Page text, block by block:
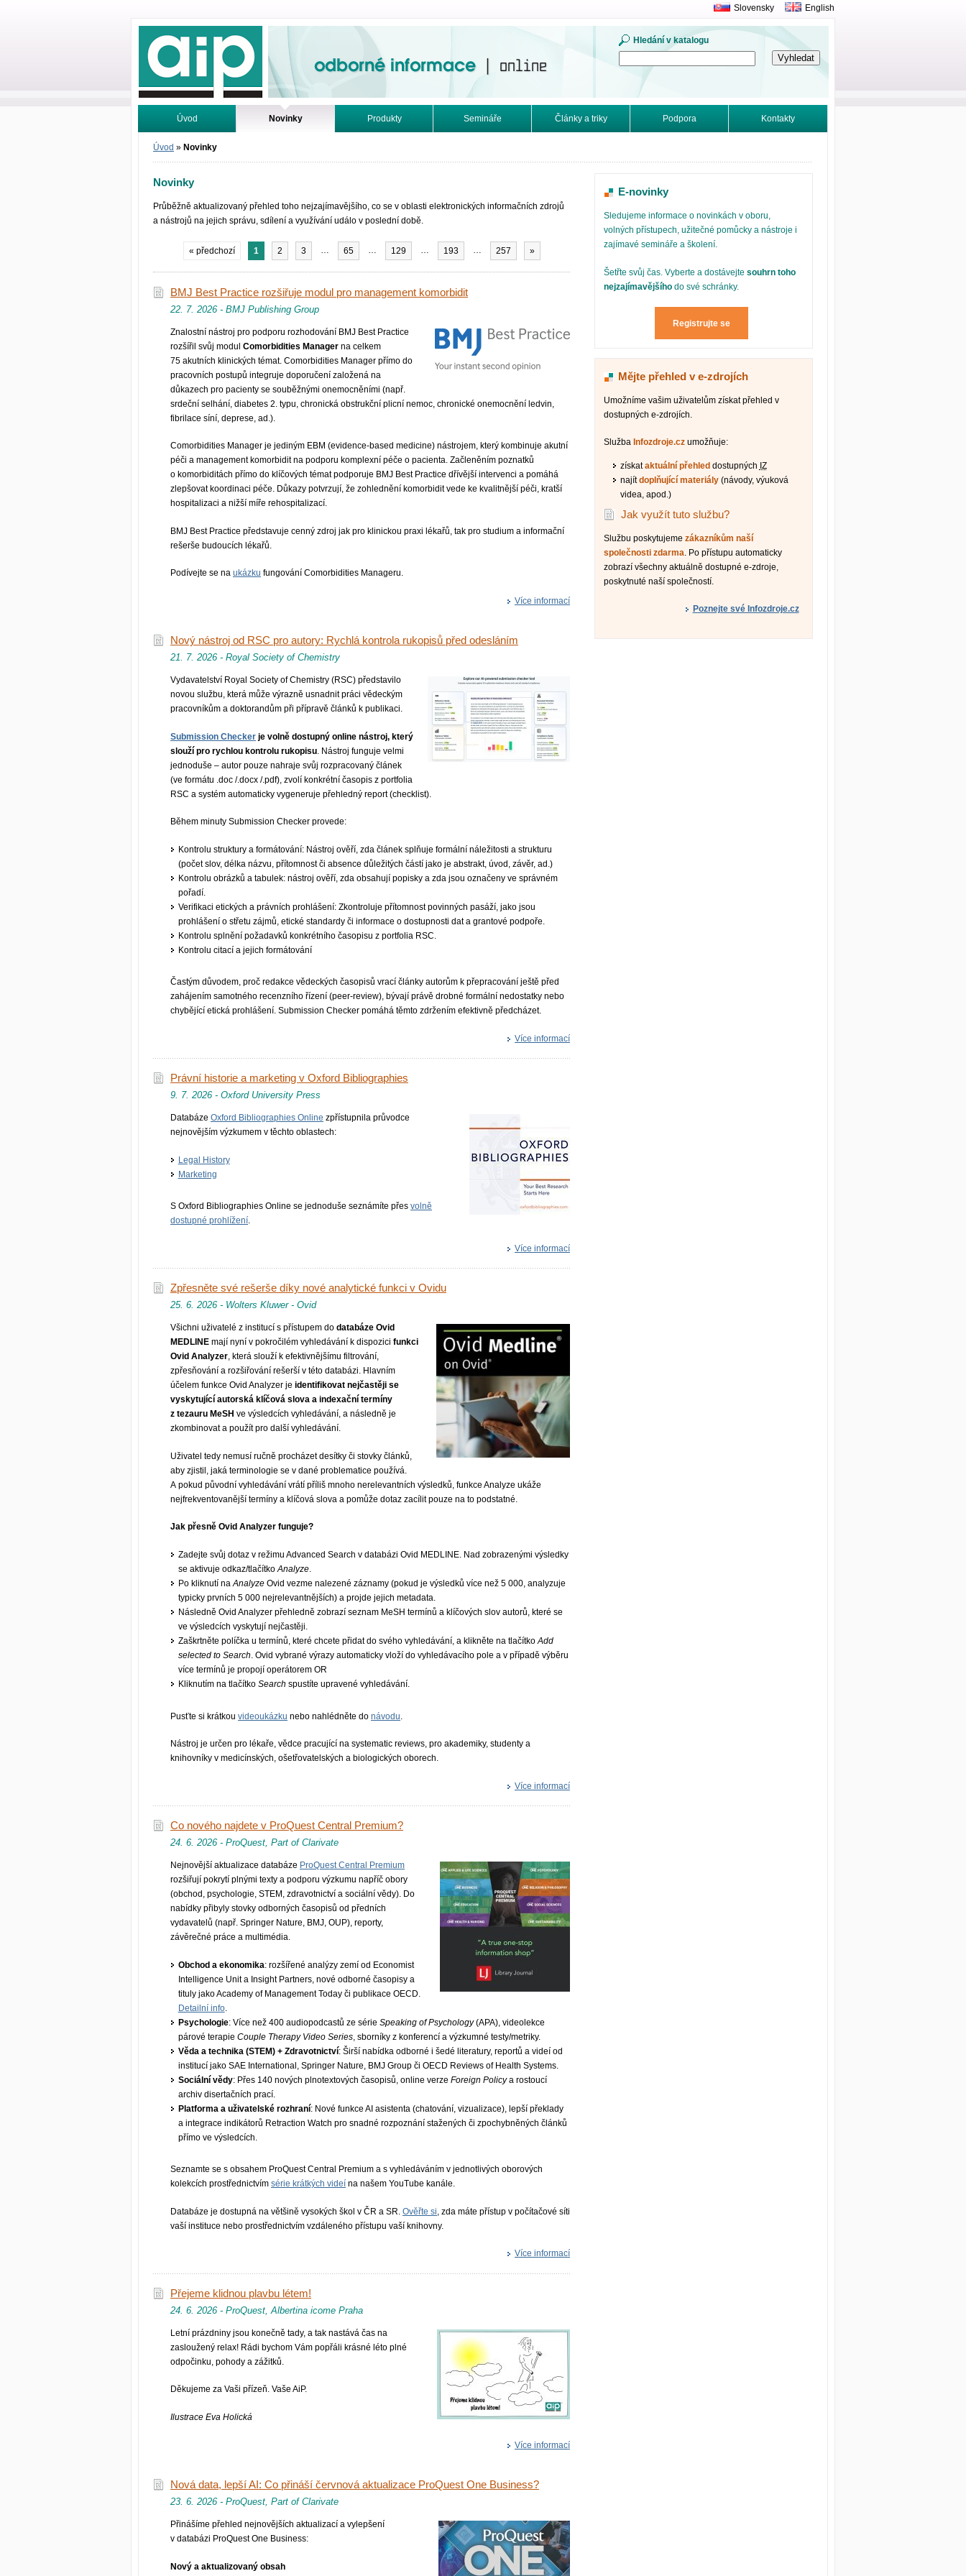
Odborné informace. Online.
Hledání v katalogu
Slovensky English
Úvod Novinky Produkty Semináře Články a triky Podpora Kontakty
Vyhledávání
Úvod » Novinky
Novinky
Průběžně aktualizovaný přehled toho nejzajímavějšího, co se v oblasti elektronických informačních zdrojů
a nástrojů na jejich správu, sdílení a využívání událo v poslední době.
« předchozí 1 2 3 65 129 193 257 »
BMJ Best Practice rozšiřuje modul pro management komorbidit
22. 7. 2026 - BMJ Publishing Group
Znalostní nástroj pro podporu rozhodování BMJ Best Practice
rozšířil svůj modul Comorbidities Manager na celkem
75 akutních klinických témat. Comorbidities Manager přímo do
pracovních postupů integruje doporučení založená na
důkazech pro pacienty se souběžnými onemocněními (např.
srdeční selhání, diabetes 2. typu, chronická obstrukční plicní nemoc, chronické onemocnění ledvin,
fibrilace síní, deprese, ad.).
Comorbidities Manager je jediným EBM (evidence-based medicine) nástrojem, který kombinuje akutní
péči a management komorbidit na podporu komplexní péče o pacienta. Začleněním poznatků
o komorbiditách přímo do klíčových témat podporuje BMJ Best Practice dřívější intervenci a pomáhá
zlepšovat koordinaci péče. Důkazy potvrzují, že zohlednění komorbidit vede ke kvalitnější péči, kratší
hospitalizaci a nižší míře rehospitalizací.
BMJ Best Practice představuje cenný zdroj jak pro klinickou praxi lékařů, tak pro studium a informační
rešerše budoucích lékařů.
Podívejte se na ukázku fungování Comorbidities Manageru.
Více informací
Nový nástroj od RSC pro autory: Rychlá kontrola rukopisů před odesláním
21. 7. 2026 - Royal Society of Chemistry
Vydavatelství Royal Society of Chemistry (RSC) představilo
novou službu, která může výrazně usnadnit práci vědeckým
pracovníkům a doktorandům při přípravě článků k publikaci.
Submission Checker je volně dostupný online nástroj, který
slouží pro rychlou kontrolu rukopisu . Nástroj funguje velmi
jednoduše – autor pouze nahraje svůj rozpracovaný článek
(ve formátu .doc /.docx /.pdf), zvolí konkrétní časopis z portfolia
RSC a systém automaticky vygeneruje přehledný report (checklist).
Během minuty Submission Checker provede:
Kontrolu struktury a formátování: Nástroj ověří, zda článek splňuje formální náležitosti a strukturu
(počet slov, délka názvu, přítomnost či absence důležitých částí jako je abstrakt, úvod, závěr, ad.)
Kontrolu obrázků a tabulek: nástroj ověří, zda obsahují popisky a zda jsou označeny ve správném
pořadí.
Verifikaci etických a právních prohlášení: Zkontroluje přítomnost povinných pasáží, jako jsou
prohlášení o střetu zájmů, etické standardy či informace o dostupnosti dat a grantové podpoře.
Kontrolu splnění požadavků konkrétního časopisu z portfolia RSC.
Kontrolu citací a jejich formátování
Častým důvodem, proč redakce vědeckých časopisů vrací články autorům k přepracování ještě před
zahájením samotného recenzního řízení (peer-review), bývají právě drobné formální nedostatky nebo
chybějící etická prohlášení. Submission Checker pomáhá těmto zdržením efektivně předcházet.
Více informací
Právní historie a marketing v Oxford Bibliographies
9. 7. 2026 - Oxford University Press
Databáze Oxford Bibliographies Online zpřístupnila průvodce
nejnovějším výzkumem v těchto oblastech:
Legal History
Marketing
S Oxford Bibliographies Online se jednoduše seznámíte přes volně
dostupné prohlížení.
Více informací
Zpřesněte své rešerše díky nové analytické funkci v Ovidu
25. 6. 2026 - Wolters Kluwer - Ovid
Všichni uživatelé z institucí s přístupem do databáze Ovid
MEDLINE mají nyní v pokročilém vyhledávání k dispozici funkci
Ovid Analyzer, která slouží k efektivnějšímu filtrování,
zpřesňování a rozšiřování rešerší v této databázi. Hlavním
účelem funkce Ovid Analyzer je identifikovat nejčastěji se
vyskytující autorská klíčová slova a indexační termíny
z tezauru MeSH ve výsledcích vyhledávání, a následně je
zkombinovat a použít pro další vyhledávání.
Uživatel tedy nemusí ručně procházet desítky či stovky článků,
aby zjistil, jaká terminologie se v dané problematice používá.
A pokud původní vyhledávání vrátí příliš mnoho nerelevantních výsledků, funkce Analyze ukáže
nejfrekventovanější termíny a klíčová slova a pomůže dotaz zacílit pouze na to podstatné.
Jak přesně Ovid Analyzer funguje?
Zadejte svůj dotaz v režimu Advanced Search v databázi Ovid MEDLINE. Nad zobrazenými výsledky
se aktivuje odkaz/tlačítkoAnalyze.
Po kliknutí naAnalyzeOvid vezme nalezené záznamy (pokud je výsledků více než 5 000, analyzuje
typicky prvních 5 000 nejrele­vantnějších) a projde jejich metadata.
Následně Ovid Analyzer přehledně zobrazí seznam MeSH termínů a klíčových slov autorů, které se
ve výsledcích vyskytují nejčastěji.
Zaškrtněte políčka u termínů, které chcete přidat do svého vyhledávání, a klikněte na tlačítkoAdd
selected to Search. Ovid vybrané výrazy automaticky vloží do vyhledávacího pole a v případě výběru
více termínů je propojí operátorem OR
Kliknutím na tlačítko Search spustíte upravené vyhledávání.
Pusťte si krátkou videoukázku nebo nahlédněte do návodu
Nástroj je určen pro lékaře, vědce pracující na systematic reviews, pro akademiky, studenty a
knihovníky v medicínských, ošetřovatelských a biologických oborech.
Více informací
Co nového najdete v ProQuest Central Premium?
24. 6. 2026 - ProQuest, Part of Clarivate
Nejnovější aktualizace databáze ProQuest Central Premium
rozšiřují pokrytí plnými texty a podporu výzkumu napříč obory
(obchod, psychologie, STEM, zdravotnictví a sociální vědy). Do
nabídky přibyly stovky odborných časopisů od předních
vydavatelů (např. Springer Nature, BMJ, OUP), reporty,
závěrečné práce a multimédia.
Obchod a ekonomika: rozšířené analýzy zemí od Economist
Intelligence Unit a Insight Partners, nové odborné časopisy a
tituly jako Academy of Management Today či publikace OECD.
Detailní info.
Psychologie: Více než 400 audiopodcastů ze série Speaking of Psychology(APA), videolekce
párové terapie Couple Therapy Video Series, sborníky z konferencí a výzkumné testy/metriky.
Věda a technika (STEM) + Zdravotnictví: Širší nabídka odborné i šedé literatury, reportů a videí od
institucí jako SAE International, Springer Nature, BMJ Group či OECD Reviews of Health Systems.
Sociální vědy: Přes 140 nových plnotextových časopisů, online verze Foreign Policya rostoucí
archiv disertačních prací.
Platforma a uživatelské rozhraní: Nové funkce AI asistenta (chatování, vizualizace), lepší překlady
a integrace indikátorů Retraction Watch pro snadné rozpoznání stažených či zpochybněných článků
přímo ve výsledcích.
Seznamte se s obsahem ProQuest Central Premium a s vyhledáváním v jednotlivých oborových
kolekcích prostřednictvím série krátkých videí na našem YouTube kanále.
Databáze je dostupná na většině vysokých škol v ČR a SR. Ověřte si , zda máte přístup v počítačové síti
vaší instituce nebo prostřednictvím vzdáleného přístupu vaší knihovny.
Více informací
Přejeme klidnou plavbu létem!
24. 6. 2026 - ProQuest, Albertina icome Praha
Letní prázdniny jsou konečně tady, a tak nastává čas na
zasloužený relax! Rádi bychom Vám popřáli krásné léto plné
odpočinku, pohody a zážitků.
Děkujeme za Vaši přízeň. Vaše AiP.
Ilustrace Eva Holická
Více informací
Nová data, lepší AI: Co přináší červnová aktualizace ProQuest One Business?
23. 6. 2026 - ProQuest, Part of Clarivate
Přinášíme přehled nejnovějších aktualizací a vylepšení
v databázi ProQuest One Business:
Nový a aktualizovaný obsah
E-novinky
Sledujeme informace o novinkách v oboru,
volných přístupech, užitečné pomůcky a nástroje i
zajímavé semináře a školení.
Šetřte svůj čas. Vyberte a dostávejtesouhrn toho
nejzajímavějšího do své schránky.
Registrujte se
Mějte přehled v e-zdrojích
Umožníme vašim uživatelům získat přehled v
dostupných e-zdrojích.
Služba Infozdroje.cz umožňuje:
získataktuální přehleddostupných IZ
najítdoplňující materiály(návody, výuková
videa, apod.)
Jak využít tuto službu?
Službu poskytujemezákazníkům naší
společnosti zdarma. Po přístupu automaticky
zobrazí všechny aktuálně dostupné e-zdroje,
poskytnuté naší společností.
Poznejte své Infozdroje.cz